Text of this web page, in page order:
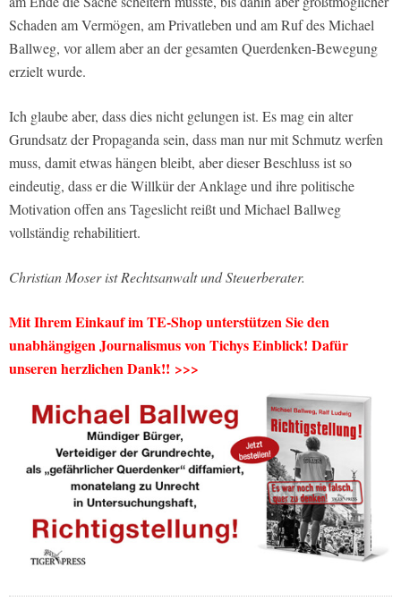
Schaden am Vermögen, am Privatleben und am Ruf des Michael
Ballweg, vor allem aber an der gesamten Querdenken-Bewegung
erzielt wurde.
Ich glaube aber, dass dies nicht gelungen ist. Es mag ein alter
Grundsatz der Propaganda sein, dass man nur mit Schmutz werfen
muss, damit etwas hängen bleibt, aber dieser Beschluss ist so
eindeutig, dass er die Willkür der Anklage und ihre politische
Motivation offen ans Tageslicht reißt und Michael Ballweg
vollständig rehabilitiert.
Christian Moser ist Rechtsanwalt und Steuerberater.
Mit Ihrem Einkauf im TE-Shop unterstützen Sie den
unabhängigen Journalismus von Tichys Einblick! Dafür
unseren herzlichen Dank!! >>>